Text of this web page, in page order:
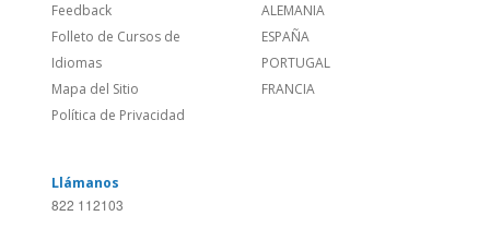
Empleos
Blog
Social
Sitio Corporativo
Feedback
Mapa del Sitio
CANADÁ (EN)
REINO UNIDO & IRLANDA
AUSTRALIA & NZ
BRASIL